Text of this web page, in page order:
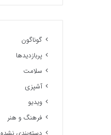
گوناگون
پربازدیدها
سلامت
آشپزی
ویدیو
فرهنگ و هنر